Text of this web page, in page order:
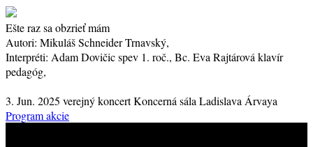
Ešte raz sa obzrieť mám
Autori: Mikuláš Schneider Trnavský,
Interpréti: Adam Dovičicspev 1. roč., Bc. Eva Rajtárová klavír
pedagóg,
3. Jun. 2025 verejný koncertKoncerná sála Ladislava Árvaya
Program akcie